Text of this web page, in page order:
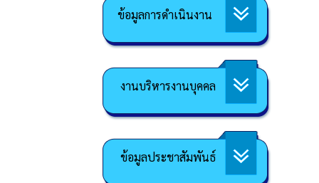
ข้อมูลการดำเนินงาน
งานบริหารงานบุคคล
ข้อมูลประชาสัมพันธ์